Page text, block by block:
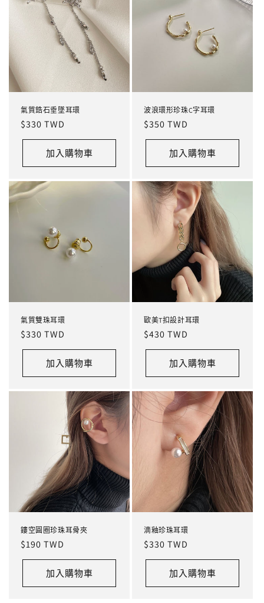
氣質鋯石垂墜耳環
定
價
$330 TWD
加入購物車
波浪環形珍珠C字耳環
定
價
$350 TWD
加入購物車
氣質雙珠耳環
定
價
$330 TWD
加入購物車
歐美T扣設計耳環
定
價
$430 TWD
加入購物車
鏤空圓圈珍珠耳骨夾
定
價
$190 TWD
加入購物車
滴釉珍珠耳環
定
價
$330 TWD
加入購物車